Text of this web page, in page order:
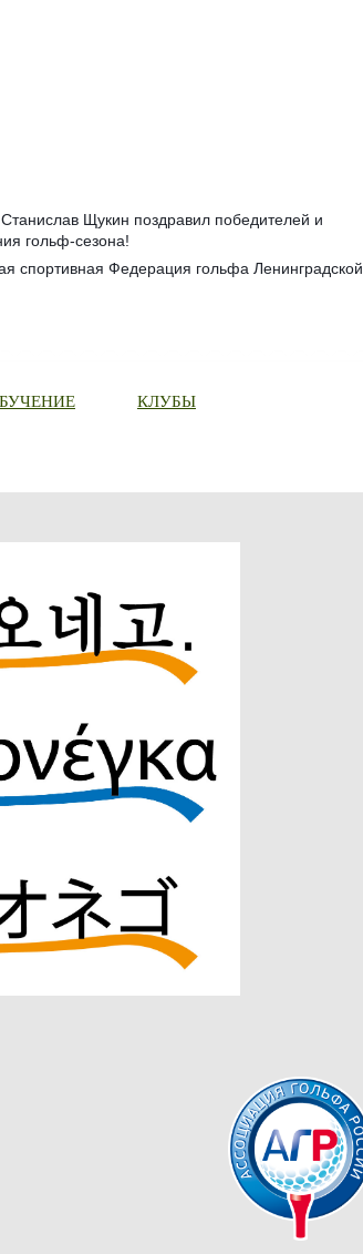
Щукин поздравил победителей и
гольф-сезона!
спортивная Федерация гольфа Ленинградской
КЛУБЫ